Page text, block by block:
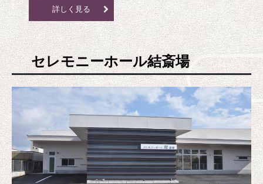
詳しく見る
セレモニーホール結斎場